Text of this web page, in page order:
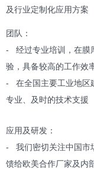
及行业定制化应用方案
团队：
- 经过专业培训，在膜
验，具备较高的工作效
- 在全国主要工业地区
专业、及时的技术支援
应用及研发：
- 我们密切关注中国市
馈给欧美合作厂家及内